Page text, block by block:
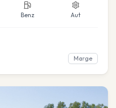
Benz Aut
Marge